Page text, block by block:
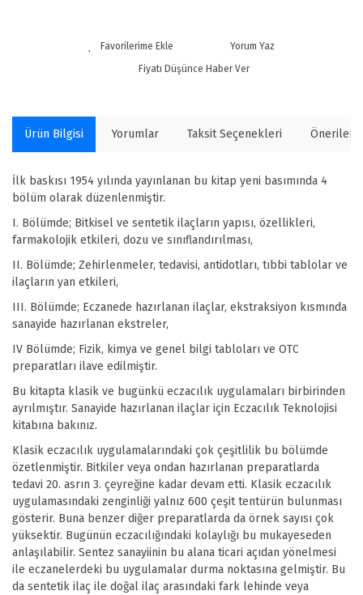
Yorum Yaz
Fiyatı Düşünce Haber Ver
Ürün Bilgisi Yorumlar Taksit Seçenekleri
İlk baskısı 1954 yılında yayınlanan bu kitap yeni basımında 4
bölüm olarak düzenlenmiştir.
I. Bölümde; Bitkisel ve sentetik ilaçların yapısı, özellikleri,
farmakolojik etkileri, dozu ve sınıflandırılması,
II. Bölümde; Zehirlenmeler, tedavisi, antidotları, tıbbi tablolar ve
ilaçların yan etkileri,
III. Bölümde; Eczanede hazırlanan ilaçlar, ekstraksiyon kısmında
sanayide hazırlanan ekstreler,
IV Bölümde; Fizik, kimya ve genel bilgi tabloları ve OTC
preparatları ilave edilmiştir.
Bu kitapta klasik ve bugünkü eczacılık uygulamaları birbirinden
ayrılmıştır. Sanayide hazırlanan ilaçlar için Eczacılık Teknolojisi
kitabına bakınız.
Klasik eczacılık uygulamalarındaki çok çeşitlilik bu bölümde
özetlenmiştir. Bitkiler veya ondan hazırlanan preparatlarda
tedavi 20. asrın 3. çeyreğine kadar devam etti. Klasik eczacılık
uygulamasındaki zenginliği yalnız 600 çeşit tentürün bulunması
gösterir. Buna benzer diğer preparatlarda da örnek sayısı çok
yüksektir. Bugünün eczacılığındaki kolaylığı bu mukayeseden
anlaşılabilir. Sentez sanayiinin bu alana ticari açıdan yönelmesi
ile eczanelerdeki bu uygulamalar durma noktasına gelmiştir. Bu
da sentetik ilaç ile doğal ilaç arasındaki fark lehinde veya